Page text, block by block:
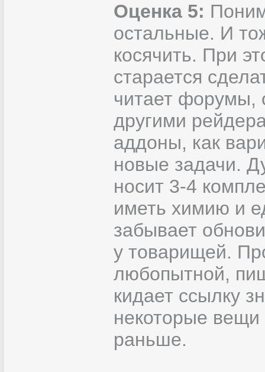
Оценка 5:
остальные. И
косячить. При
старается
читает форумы,
другими
аддоны, как
новые задачи.
носит 3-4
иметь химию и
забывает
у товарищей.
любопытной,
кидает ссылку
некоторые
раньше.